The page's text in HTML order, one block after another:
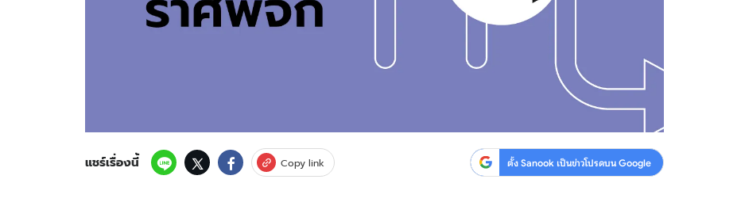
สงวนลิขสิทธิ์ ©2569บริษัท อิมเมจ ฟิวเจอร์ (ประเทศไทย) จำกัด
แชร์เรื่องนี้ Copy link ตั้ง Sanook เป็นข่าวโปรดบน Google